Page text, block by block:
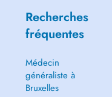
Recherches
fréquentes
Médecin
généraliste à
Bruxelles